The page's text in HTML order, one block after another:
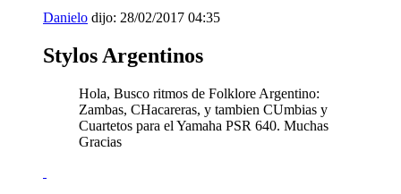
Danielo dijo: 28/02/2017 04:35
Stylos Argentinos
Hola, Busco ritmos de Folklore Argentino:
Zambas, CHacareras, y tambien CUmbias y
Cuartetos para el Yamaha PSR 640. Muchas
Gracias